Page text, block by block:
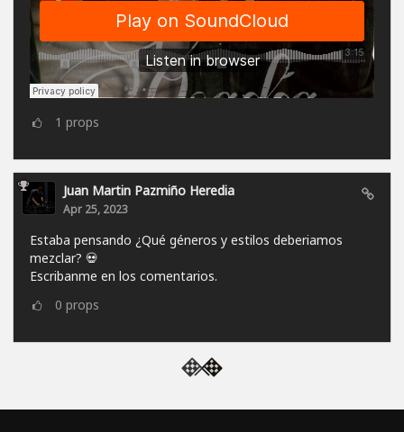
1 props
Juan Martin Pazmiño Heredia
Apr 25, 2023
Estaba pensando ¿Qué géneros y estilos deberiamos
mezclar? 💀
Escribanme en los comentarios.
0 props